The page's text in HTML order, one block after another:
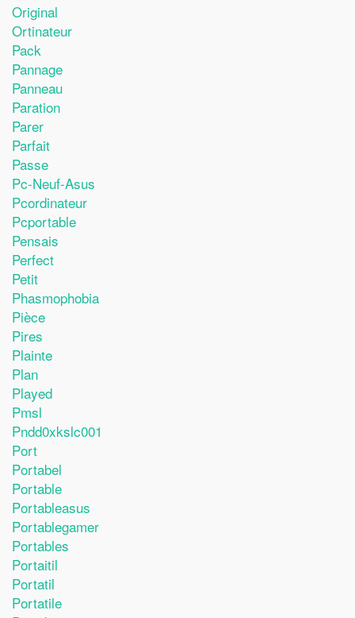
Original
Ortinateur
Pack
Pannage
Panneau
Paration
Parer
Parfait
Passe
Pc-Neuf-Asus
Pcordinateur
Pcportable
Pensais
Perfect
Petit
Phasmophobia
Pièce
Pires
Plainte
Plan
Played
Pmsl
Pndd0xkslc001
Port
Portabel
Portable
Portableasus
Portablegamer
Portables
Portaitil
Portatil
Portatile